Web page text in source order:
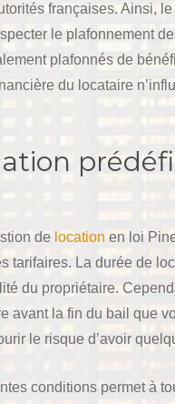
françaises. Ainsi,
le plafonnement
plafonnés de
du locataire
de location en loi
tarifaires. La durée de
du propriétaire.
avant la fin du bail que
le risque d’avoir
conditions permet à